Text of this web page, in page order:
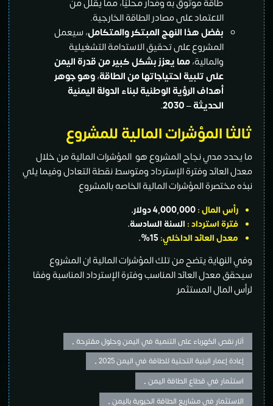
طاقة موثوق به ومُدار محليًا، مما يقلل من
الاعتماد على مصادر الطاقة الخارجية.
بفضل هذا النهج المبتكر والمتكامل، سيعمل
المشروع على تحقيق الاستدامة التشغيلية
والمالية،مما يعزز بشكل كبير من قدرة اليمن
على تلبية احتياجاتها من الطاقة،وهو جوهر
أهداف الرؤية الوطنية لبناء الدولة اليمنية
الحديثة – 2030
.
ثالثاالمؤشرات المالية للمشروع
ما يحدد مدي نجاح المشروع هو المؤشرات المالية من خلال
معدل العائد وفترة الإسترداد ومتوسط نقطة التعادل وفيما يلي
نبذه مختصرة المؤشرات المالية الخاصه بالمشروع
رأس المال :4,000,000 دولار.
فترة استرداد : السنة السادسة.
معدل العائد الداخلي:
15%.
وفي النهاية يتضح من تلك المؤشرات المالية ان المشروع
سيحقق معدل العائد المناسب وفترة الإسترداد المناسبة وفقا
لرأس المال المستثمر
آثار نقص الكهرباء على التنمية في اليمن وحلول مقترحة •
إعادة إعمار البنية التحتية للطاقة في اليمن 2025 •
استثمار في قطاع الطاقة اليمن •
الاستثمار في مشاريع الطاقة الحيوية باليمن •